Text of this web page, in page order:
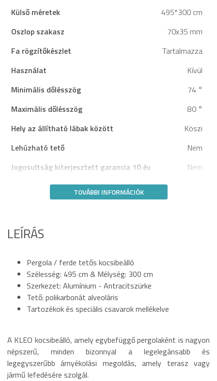
Külső méretek
495*300 cm
Oszlop szakasz
70x35 mm
Fa rögzítőkészlet
Tartalmazza
Használat
Kívül
Minimális dőlésszög
74 °
Maximális dőlésszög
80 °
Hely az állítható lábak között
Köszi
Lehúzható tető
Nem
Jogosultság kiterjesztett garancia 10 év
Nem
TOVÁBBI INFORMÁCIÓK
LEÍRÁS
Pergola / ferde tetős kocsibeálló
Szélesség: 495 cm & Mélység: 300 cm
Szerkezet: Alumínium - Antracitszürke
Tető: polikarbonát alveoláris
Tartozékok és speciális csavarok mellékelve
A KLEO kocsibeálló, amely egybefüggő pergolaként is nagyon
népszerű, minden bizonnyal a legelegánsabb és
legegyszerűbb árnyékolási megoldás, amely terasz vagy
jármű lefedésére szolgál.